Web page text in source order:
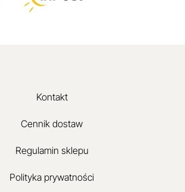
Kontakt
Cennik dostaw
Regulamin sklepu
Polityka prywatności